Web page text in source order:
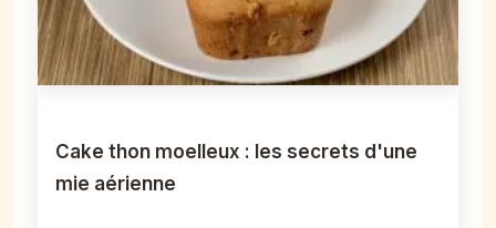
Cake thon moelleux : les secrets d'une
mie aérienne